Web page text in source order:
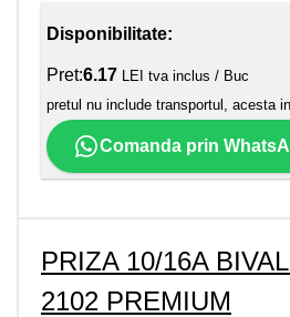
Disponibilitate:
Pret:6.17 LEI tva inclus / Buc
pretul nu include transportul, acesta
Comanda prin
PRIZA 10/16A
2102 PREMIUM